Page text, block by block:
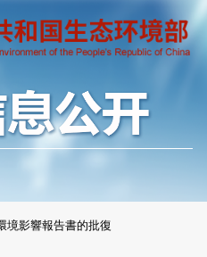
境影響報告書的批復